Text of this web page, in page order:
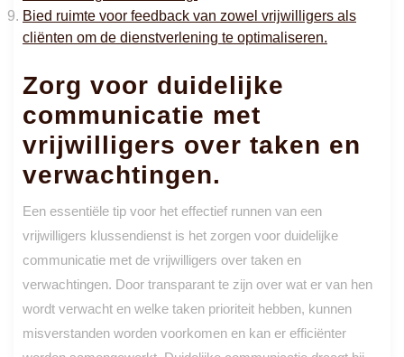
Bied ruimte voor feedback van zowel vrijwilligers als
cliënten om de dienstverlening te optimaliseren.
Zorg voor duidelijke
communicatie met
vrijwilligers over taken en
verwachtingen.
Een essentiële tip voor het effectief runnen van een
vrijwilligers klussendienst is het zorgen voor duidelijke
communicatie met de vrijwilligers over taken en
verwachtingen. Door transparant te zijn over wat er van hen
wordt verwacht en welke taken prioriteit hebben, kunnen
misverstanden worden voorkomen en kan er efficiënter